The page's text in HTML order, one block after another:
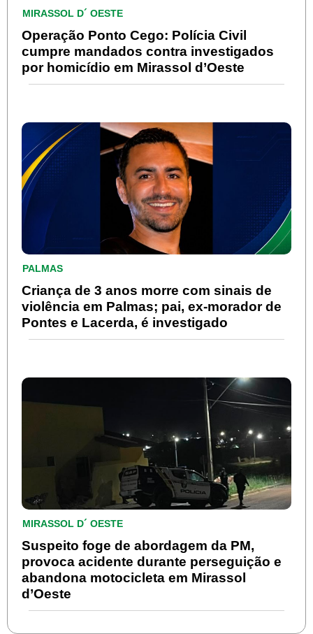
MIRASSOL D´ OESTE
Operação Ponto Cego: Polícia Civil
cumpre mandados contra investigados
por homicídio em Mirassol d’Oeste
PALMAS
Criança de 3 anos morre com sinais de
violência em Palmas; pai, ex-morador de
Pontes e Lacerda, é investigado
MIRASSOL D´ OESTE
Suspeito foge de abordagem da PM,
provoca acidente durante perseguição e
abandona motocicleta em Mirassol
d’Oeste